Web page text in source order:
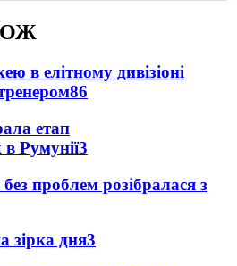
в елітному дивізіоні
86
етап
Румунії3
проблем розібралася з
зірка дня3